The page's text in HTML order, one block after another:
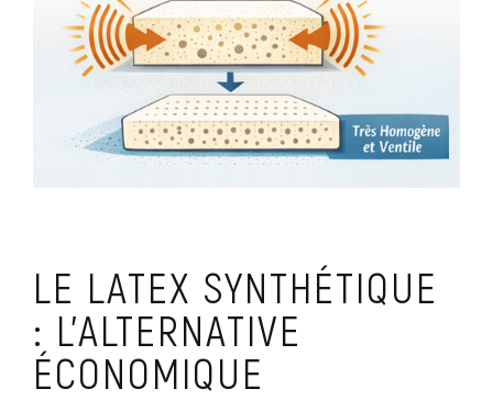
LE LATEX SYNTHÉTIQUE
: L'ALTERNATIVE
ÉCONOMIQUE